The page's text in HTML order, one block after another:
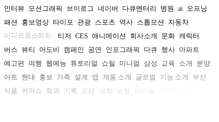
인터뷰
모션그래픽 브이로그 네이버 다큐멘터리 병원 ai
오프닝
패션
홍보영상 타이포 관광 스포츠 역사 스톱모션
자동차
비디오로스터리
티저 CES 애니메이션 회사소개 문화 캐릭터
버스
뷰티 어도비 캠페인 공연 인포그래픽 다큐 행사 아파트
예고편
여행 웹예능 튜토리얼 쇼릴 미니멀 삼성 교육 소개
분양
아트
현대 홍보 가족 설계 앱 제품 소개 글로벌 기능 소개
부산
식품
커머스 학과 기록 모션 대학 보험